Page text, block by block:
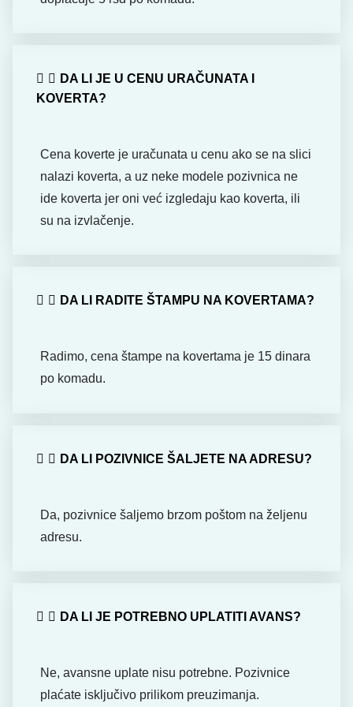
DA LI JE U CENU URAČUNATA I
KOVERTA?
Cena koverte je uračunata u cenu ako se na slici
nalazi koverta, a uz neke modele pozivnica ne
ide koverta jer oni već izgledaju kao koverta, ili
su na izvlačenje.
DA LI RADITE ŠTAMPU NA KOVERTAMA?
Radimo, cena štampe na kovertama je 15 dinara
po komadu.
DA LI POZIVNICE ŠALJETE NA ADRESU?
Da, pozivnice šaljemo brzom poštom na željenu
adresu.
DA LI JE POTREBNO UPLATITI AVANS?
Ne, avansne uplate nisu potrebne. Pozivnice
plaćate isključivo prilikom preuzimanja.